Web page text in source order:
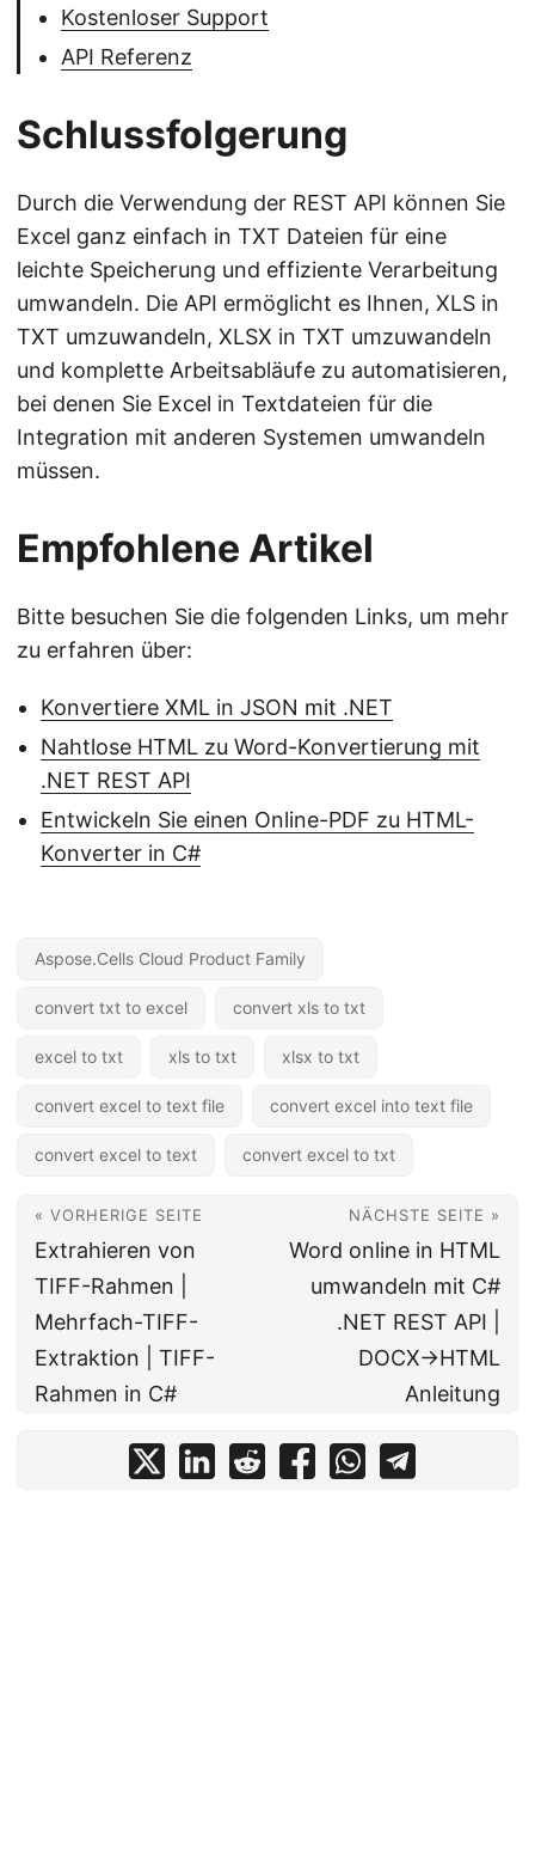
Kostenloser Support
API Referenz
Schlussfolgerung
Durch die Verwendung der REST API können Sie
Excel ganz einfach in TXT Dateien für eine
leichte Speicherung und effiziente Verarbeitung
umwandeln. Die API ermöglicht es Ihnen, XLS in
TXT umzuwandeln, XLSX in TXT umzuwandeln
und komplette Arbeitsabläufe zu automatisieren,
bei denen Sie Excel in Textdateien für die
Integration mit anderen Systemen umwandeln
müssen.
Empfohlene Artikel
Bitte besuchen Sie die folgenden Links, um mehr
zu erfahren über:
Konvertiere XML in JSON mit .NET
Nahtlose HTML zu Word-Konvertierung mit
.NET REST API
Entwickeln Sie einen Online-PDF zu HTML-
Konverter in C#
Aspose.Cells Cloud Product Family
convert txt to excel convert xls to txt
excel to txt xls to txt xlsx to txt
convert excel to text file convert excel into text file
convert excel to text convert excel to txt
« VORHERIGE SEITE
Extrahieren von
TIFF-Rahmen |
Mehrfach-TIFF-
Extraktion | TIFF-
Rahmen in C#
NÄCHSTE SEITE »
Word online in HTML
umwandeln mit C#
.NET REST API |
DOCX→HTML
Anleitung